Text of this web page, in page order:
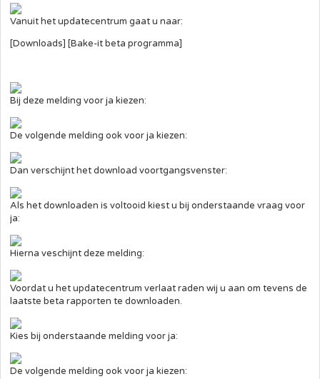
Vanuit het updatecentrum gaat u naar:
[Downloads] [Bake-it beta programma]
Bij deze melding voor ja kiezen:
De volgende melding ook voor ja kiezen:
Dan verschijnt het download voortgangsvenster:
Als het downloaden is voltooid kiest u bij onderstaande vraag voor
ja:
Hierna veschijnt deze melding:
Voordat u het updatecentrum verlaat raden wij u aan om tevens de
laatste beta rapporten te downloaden.
Kies bij onderstaande melding voor ja:
De volgende melding ook voor ja kiezen: